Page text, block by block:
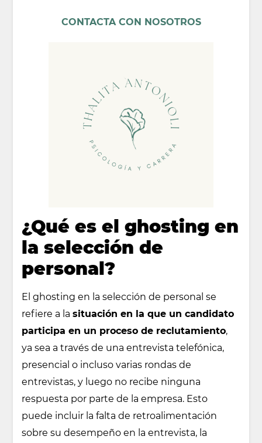
CONTACTA CON NOSOTROS
¿Qué es el ghosting en
la selección de
personal?
El ghosting en la selección de personal se
refiere a lasituación en la que un candidato
participa en un proceso de reclutamiento,
ya sea a través de una entrevista telefónica,
presencial o incluso varias rondas de
entrevistas, y luego no recibe ninguna
respuesta por parte de la empresa. Esto
puede incluir la falta de retroalimentación
sobre su desempeño en la entrevista, la